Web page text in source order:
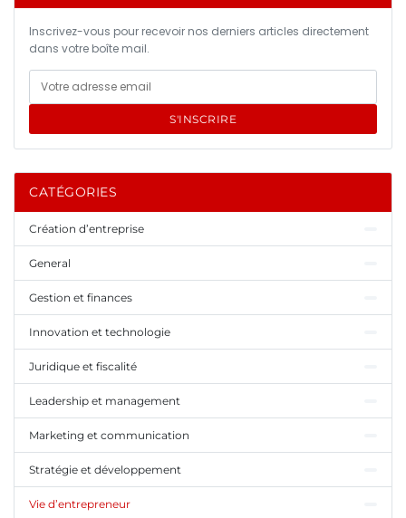
Inscrivez-vous pour recevoir nos derniers articles directement
dans votre boîte mail.
S'INSCRIRE
CATÉGORIES
Création d’entreprise
General
Gestion et finances
Innovation et technologie
Juridique et fiscalité
Leadership et management
Marketing et communication
Stratégie et développement
Vie d’entrepreneur